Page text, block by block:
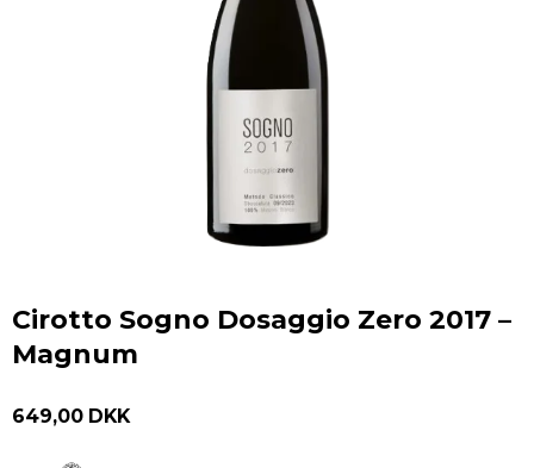
Cirotto Sogno Dosaggio Zero 2017 –
Magnum
649,00 DKK